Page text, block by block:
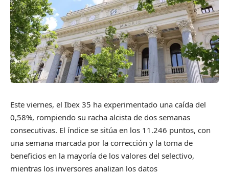
Este viernes, el Ibex 35 ha experimentado una caída del
0,58%, rompiendo su racha alcista de dos semanas
consecutivas. El índice se sitúa en los 11.246 puntos, con
una semana marcada por la corrección y la toma de
beneficios en la mayoría de los valores del selectivo,
mientras los inversores analizan los datos